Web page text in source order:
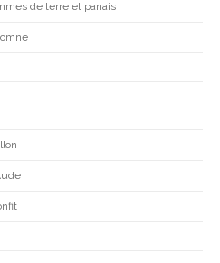
de terre et panais